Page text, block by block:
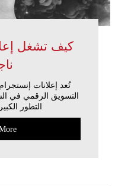
كيف تشغل
تُعد إعلانات
التسويق الرقمي في
التطور